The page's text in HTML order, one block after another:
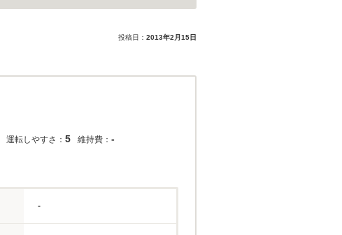
投稿日： 2013年2月15日
運転しやすさ： 5 維持費： -
-